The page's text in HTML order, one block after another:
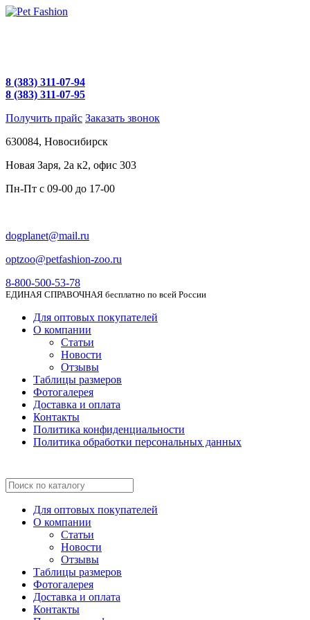
8 (383) 311-07-94
8 (383) 311-07-95
Получить прайс Заказать звонок
630084, Новосибирск
Новая Заря, 2а к2, офис 303
Пн-Пт c 09-00 до 17-00
dogplanet@mail.ru
optzoo@petfashion-zoo.ru
8-800-500-53-78
ЕДИНАЯ СПРАВОЧНАЯ бесплатно по всей России
Для оптовых покупателей
О компании
Статьи
Новости
Отзывы
Таблицы размеров
Фотогалерея
Доставка и оплата
Контакты
Политика конфиденциальности
Политика обработки персональных данных
Для оптовых покупателей
О компании
Статьи
Новости
Отзывы
Таблицы размеров
Фотогалерея
Доставка и оплата
Контакты